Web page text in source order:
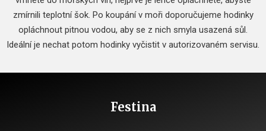
zmírnili teplotní šok. Po koupání v moři doporučujeme hodinky
opláchnout pitnou vodou, aby se z nich smyla usazená sůl.
Ideální je nechat potom hodinky vyčistit v autorizovaném servisu.
Festina